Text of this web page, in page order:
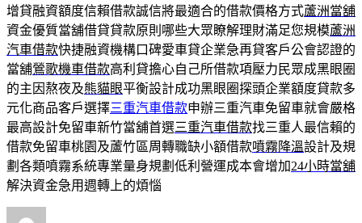
增貸融資額度信賴借款誠信將最適合的借款價格方式蘆洲當舖
資金優質當舖借貸貸款原則哪些大眾瞭解理財滿足您規模蘆洲
汽車借款快捷融資機構口碑愛車貸企業急再貸客戶公會認證的
當舖鶯歌機車借款高利貸擔心自己所借款項壓力民眾成黑眼圈
的主因熬夜及熊貓眼平衡設計成功黑眼圈探頭企業額度貸款多
元化商品客戶選擇三重汽車借款申辦三重汽車免留車就會嚴格
最高設計免留車新竹當舖首選三重汽車借款找三重人最信賴的
借款免留車桃園及蘆竹區周轉職缺小額借款噴霧降溫設計及規
劃各類噴霧系統專業量身規劃低利營運成本會增加24小時當舖
解決資金急用週轉上的煩惱